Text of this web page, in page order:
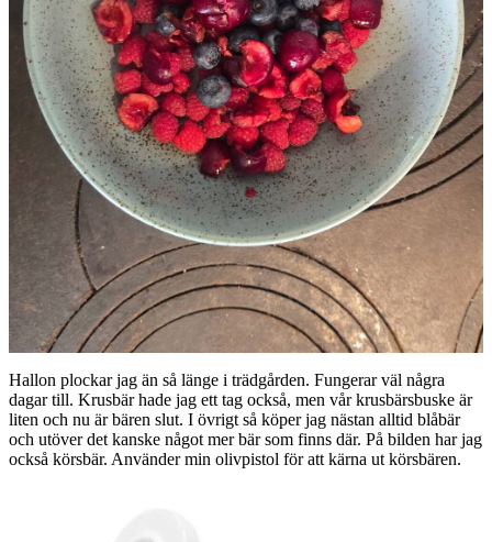
Hallon plockar jag än så länge i trädgården. Fungerar väl några
dagar till. Krusbär hade jag ett tag också, men vår krusbärsbuske är
liten och nu är bären slut. I övrigt så köper jag nästan alltid blåbär
och utöver det kanske något mer bär som finns där. På bilden har jag
också körsbär. Använder min olivpistol för att kärna ut körsbären.